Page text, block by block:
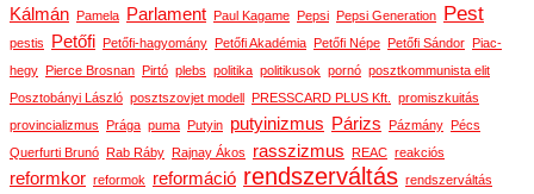
Kálmán
Pamela Parlament Paul Kagame Pepsi Pepsi Generation Pest
pestis Petőfi Petőfi-hagyomány Petőfi Akadémia Petőfi Népe Petőfi Sándor
Piac-
hegy
Pierce Brosnan Pirtó plebs politika politikusok pornó posztkommunista elit
Posztobányi László posztszovjet modell PRESSCARD PLUS Kft.
promiszkuitás
provincializmus
Prága puma Putyin putyinizmus Párizs Pázmány
Pécs
Querfurti Brunó
Rab Ráby Rajnay Ákos rasszizmus REAC reakciós
reformkor reformok reformáció rendszerváltás rendszerváltás